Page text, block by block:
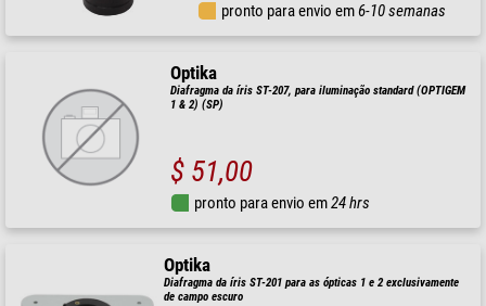
pronto para envio em6-10 semanas
Optika
Diafragma da íris ST-207, para iluminação standard (OPTIGEM
1 & 2) (SP)
$ 51,00
pronto para envio em24 hrs
Optika
Diafragma da íris ST-201 para as ópticas 1 e 2 exclusivamente
de campo escuro